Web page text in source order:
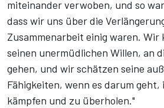
miteinander verwoben, und so
dass wir uns über die
Zusammenarbeit einig waren.
seinen unermüdlichen Willen, an
gehen, und wir schätzen seine
Fähigkeiten, wenn es darum geht,
kämpfen und zu überholen."